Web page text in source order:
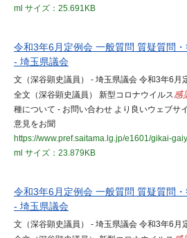
ml サイズ：25.691KB
令和3年6月定例会 一般質問 質疑質問・
- 埼玉県議会
文（深谷顕史議員） - 埼玉県議会 令和3年6月
全文（深谷顕史議員） 新型コロナウイルス感
種について - お問い合わせ より良いウェブサ
意見をお聞
https://www.pref.saitama.lg.jp/e1601/gikai-
ml サイズ：23.879KB
令和3年6月定例会 一般質問 質疑質問・
- 埼玉県議会
文（深谷顕史議員） - 埼玉県議会 令和3年6月